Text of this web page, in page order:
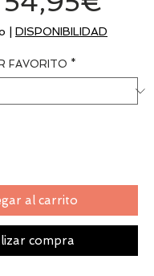
de
DISPONIBILIDAD
FAVORITO *
al carrito
compra